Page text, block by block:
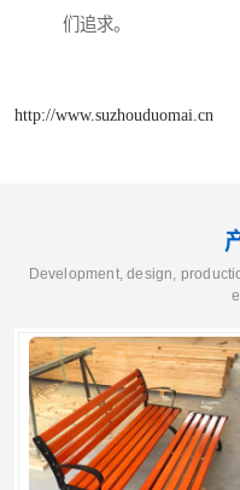
们追求。
http://www.suzhouduomai.cn
Development, design,